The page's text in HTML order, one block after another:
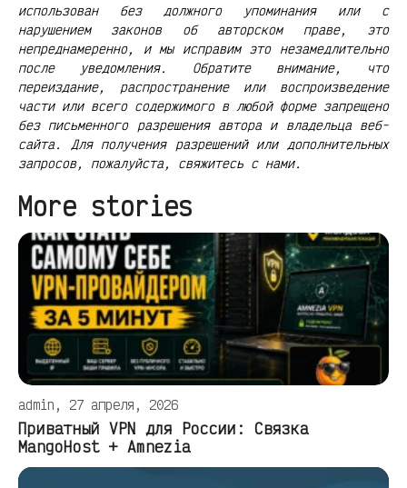
использован без должного упоминания или с
нарушением законов об авторском праве, это
непреднамеренно, и мы исправим это незамедлительно
после уведомления. Обратите внимание, что
переиздание, распространение или воспроизведение
части или всего содержимого в любой форме запрещено
без письменного разрешения автора и владельца веб-
сайта. Для получения разрешений или дополнительных
запросов, пожалуйста, свяжитесь с нами.
More stories
admin, 27 апреля, 2026
Приватный VPN для России: Связка
MangoHost + Amnezia